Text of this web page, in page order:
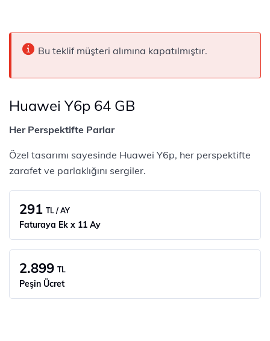
Bu teklif müşteri alımına kapatılmıştır.
Huawei Y6p 64 GB
Her Perspektifte Parlar
Özel tasarımı sayesinde Huawei Y6p, her perspektifte
zarafet ve parlaklığını sergiler.
291 TL / AY
Faturaya Ek x 11 Ay
2.899 TL
Peşin Ücret